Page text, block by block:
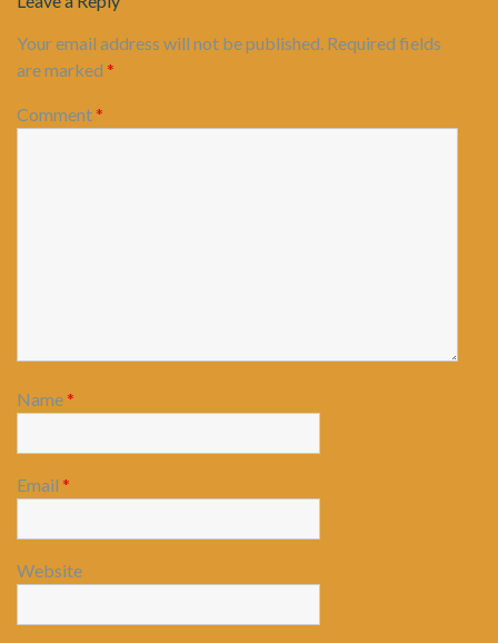
Your email address will not be published. Required fields
are marked *
Comment*
Name*
Email *
Website